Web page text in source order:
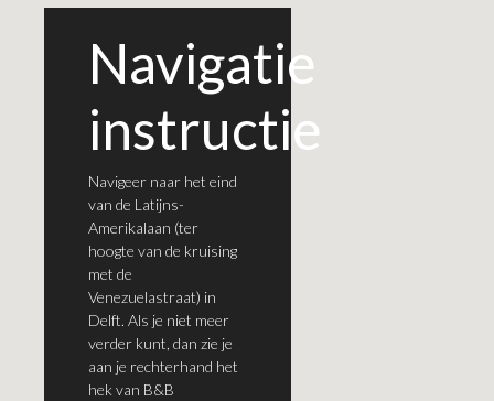
Navigatie
instructie
Navigeer naar het eind
van de Latijns-
Amerikalaan (ter
hoogte van de kruising
met de
Venezuelastraat) in
Delft. Als je niet meer
verder kunt, dan zie je
aan je rechterhand het
hek van B&B